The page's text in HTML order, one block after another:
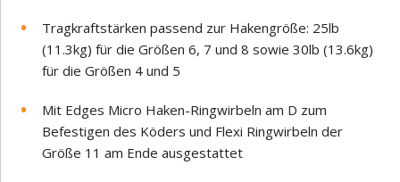
Tragkraftstärken passend zur Hakengröße: 25lb
(11.3kg) für die Größen 6, 7 und 8 sowie 30lb (13.6kg)
für die Größen 4 und 5
Mit Edges Micro Haken-Ringwirbeln am D zum
Befestigen des Köders und Flexi Ringwirbeln der
Größe 11 am Ende ausgestattet